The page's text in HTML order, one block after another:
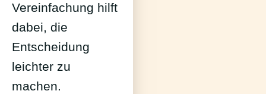
Vereinfachung hilft
dabei, die
Entscheidung
leichter zu
machen.